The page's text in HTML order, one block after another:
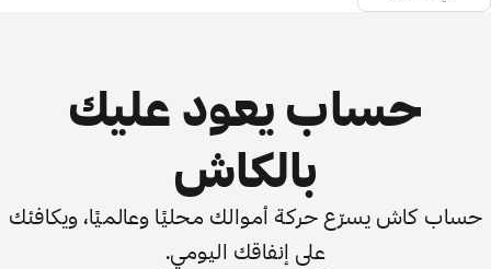
حساب يعود عليك
بالكاش
حساب كاش يسرّع حركة أموالك محليًا وعالميًا، ويكافئك
على إنفاقك اليومي.